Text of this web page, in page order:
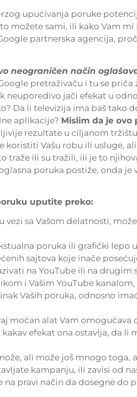
upućivanja poruke
možete sami, ili kako Vam
partnerska agencija,
neograničen način
pretraživaču i tu se priča
jači efekat u
Da li televizija ima baš tako
aplikacije? Mislim da je ovo
rezultate u ciljanom
Vašu robu ili usluge,
ili su tražili, ili je to
poruka postiže, onda je
uputite preko:
sa Vašom delatnosti,
poruka ili grafički lepo
sajtova koje inače posećuje
na YouTube ili na drugim
i Vašim YouTube
Vaših poruka, odnosno
moćan alat Vam
efekat ona ostavlja, da li
ali može još mnogo toga,
kampanju, ili zavisi od
pravi način da dosegne do